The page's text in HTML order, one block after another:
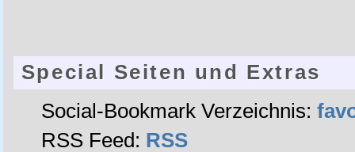
Special Seiten und Extras
Social-Bookmark Verzeichnis:
RSS Feed: RSS